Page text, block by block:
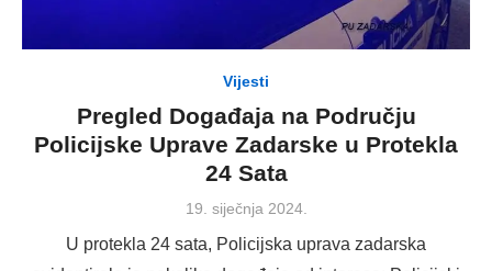
Vijesti
Pregled Događaja na Području
Policijske Uprave Zadarske u Protekla
24 Sata
Posted
19. siječnja 2024.
U protekla 24 sata, Policijska uprava zadarska